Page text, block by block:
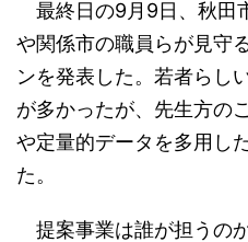
最終日の9月9日、秋田
や関係市の職員らが見守
ンを発表した。若者らし
が多かったが、先生方の
や定量的データを多用し
た。
提案事業は誰が担うの